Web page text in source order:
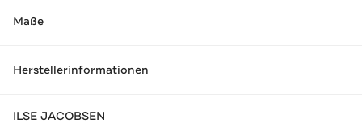
Maße
Herstellerinformationen
ILSE JACOBSEN